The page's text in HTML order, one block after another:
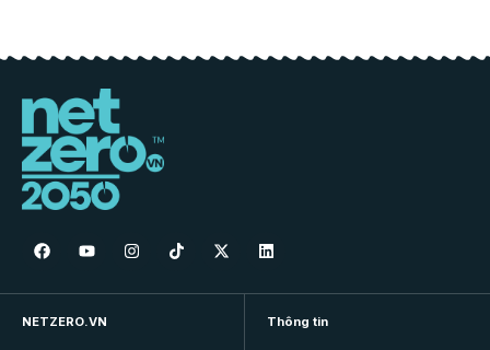
NETZERO.VN Thông tin